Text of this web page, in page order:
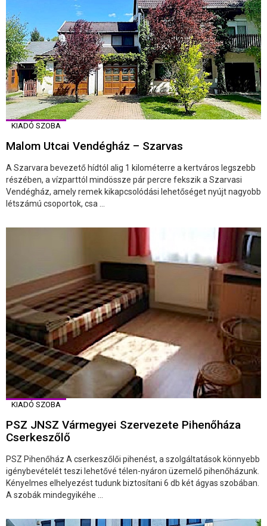
KIADÓ SZOBA
Malom Utcai Vendégház – Szarvas
A Szarvara bevezető hídtól alig 1 kilométerre a kertváros legszebb
részében, a vízparttól mindössze pár percre fekszik a Szarvasi
Vendégház, amely remek kikapcsolódási lehetőséget nyújt nagyobb
létszámú csoportok, csa ...
KIADÓ SZOBA
PSZ JNSZ Vármegyei Szervezete Pihenőháza
Cserkeszőlő
PSZ Pihenőház A cserkeszőlői pihenést, a szolgáltatások könnyebb
igénybevételét teszi lehetővé télen-nyáron üzemelő pihenőházunk.
Kényelmes elhelyezést tudunk biztosítani 6 db két ágyas szobában.
A szobák mindegyikéhe ...